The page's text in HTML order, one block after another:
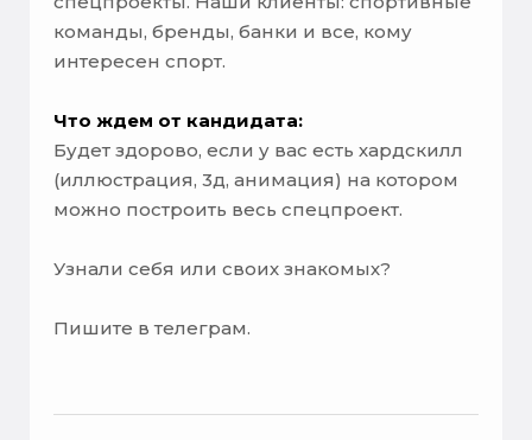
команды, бренды, банки и все, кому
интересен спорт.
Что ждем от кандидата:
Будет здорово, если у вас есть хардскилл
(иллюстрация, 3д, анимация) на котором
можно построить весь спецпроект.
Узнали себя или своих знакомых?
Пишите в телеграм.